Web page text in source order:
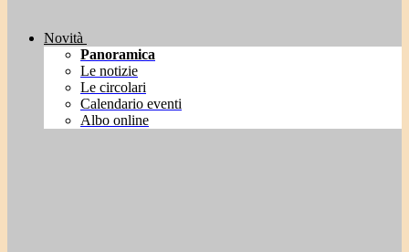
Novità
Panoramica
Le notizie
Le circolari
Calendario eventi
Albo online